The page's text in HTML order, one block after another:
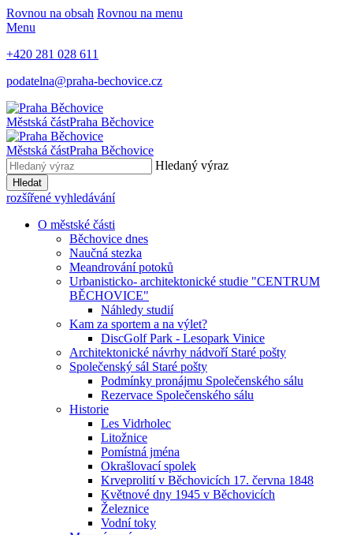
Rovnou na obsah Rovnou na menu
Menu
+420 281 028 611
podatelna@praha-bechovice.cz
Městská částPraha Běchovice
Městská částPraha Běchovice
Hledaný výraz
Hledat
rozšířené vyhledávání
O městské části
Běchovice dnes
Naučná stezka
Meandrování potoků
Urbanisticko- architektonické studie "CENTRUM
BĚCHOVICE"
Náhledy studií
Kam za sportem a na výlet?
DiscGolf Park - Lesopark Vinice
Architektonické návrhy nádvoří Staré pošty
Společenský sál Staré pošty
Podmínky pronájmu Společenského sálu
Rezervace Společenského sálu
Historie
Les Vidrholec
Litožnice
Pomístná jména
Okrašlovací spolek
Krveprolití v Běchovicích 17. června 1848
Květnové dny 1945 v Běchovicích
Železnice
Vodní toky